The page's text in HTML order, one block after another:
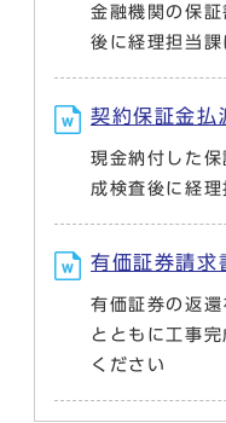
金融機関の保
後に経理担当
契約保証金
現金納付した
成検査後に経
有価証券請
有価証券の返
とともに工事
ください